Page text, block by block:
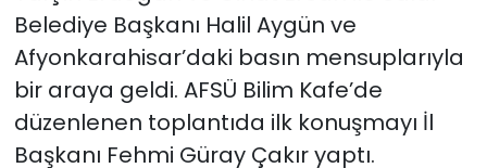
Belediye Başkanı Halil Aygün ve
Afyonkarahisar’daki basın mensuplarıyla
bir araya geldi. AFSÜ Bilim Kafe’de
düzenlenen toplantıda ilk konuşmayı İl
Başkanı Fehmi Güray Çakır yaptı.